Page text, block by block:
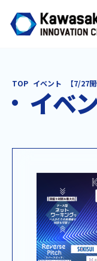
TOP イベント 【7/27
イベ